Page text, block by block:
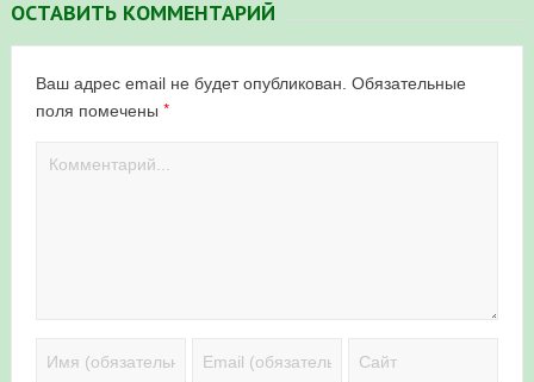
ОСТАВИТЬ КОММЕНТАРИЙ
Ваш адрес email не будет опубликован. Обязательные
поля помечены *